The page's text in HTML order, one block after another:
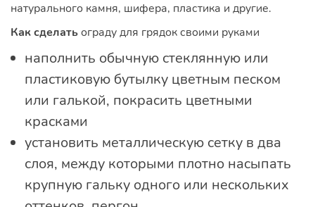
натурального камня, шифера, пластика и другие.
Как сделатьограду для грядок своими руками
наполнить обычную стеклянную или
пластиковую бутылку цветным песком
или галькой, покрасить цветными
красками
установить металлическую сетку в два
слоя, между которыми плотно насыпать
крупную гальку одного или нескольких